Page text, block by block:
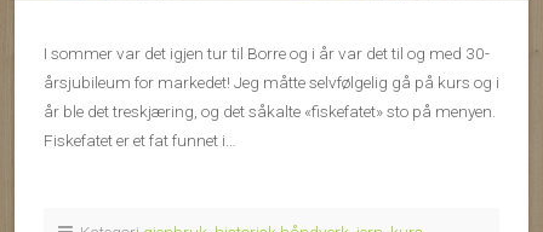
I sommer var det igjen tur til Borre og i år var det til og med 30-
årsjubileum for markedet! Jeg måtte selvfølgelig gå på kurs og i
år ble det treskjæring, og det såkalte «fiskefatet» sto på menyen.
Fiskefatet er et fat funnet i…